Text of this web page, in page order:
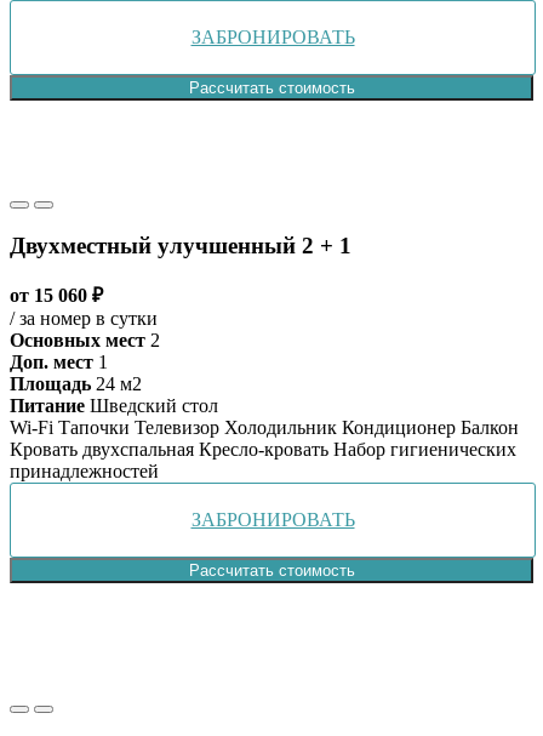
ЗАБРОНИРОВАТЬ
Рассчитать стоимость
Двухместный улучшенный 2 + 1
от 15 060 ₽
/ за номер в сутки
Основных мест 2
Доп. мест 1
Площадь 24 м2
Питание Шведский стол
Wi-Fi Тапочки Телевизор Холодильник Кондиционер Балкон
Кровать двухспальная Кресло-кровать Набор гигиенических
принадлежностей
ЗАБРОНИРОВАТЬ
Рассчитать стоимость